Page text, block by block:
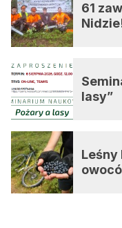
61
lasy”
Leśny